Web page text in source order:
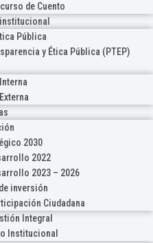
de Cuento
Pública
y Ética Pública (PTEP)
2030
2022
2023 – 2026
inversión
Ciudadana
Integral
Institucional